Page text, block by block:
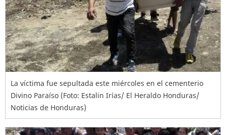
La víctima fue sepultada este miércoles en el cementerio
Divino Paraíso (Foto: Estalin Irías/ El Heraldo Honduras/
Noticias de Honduras)